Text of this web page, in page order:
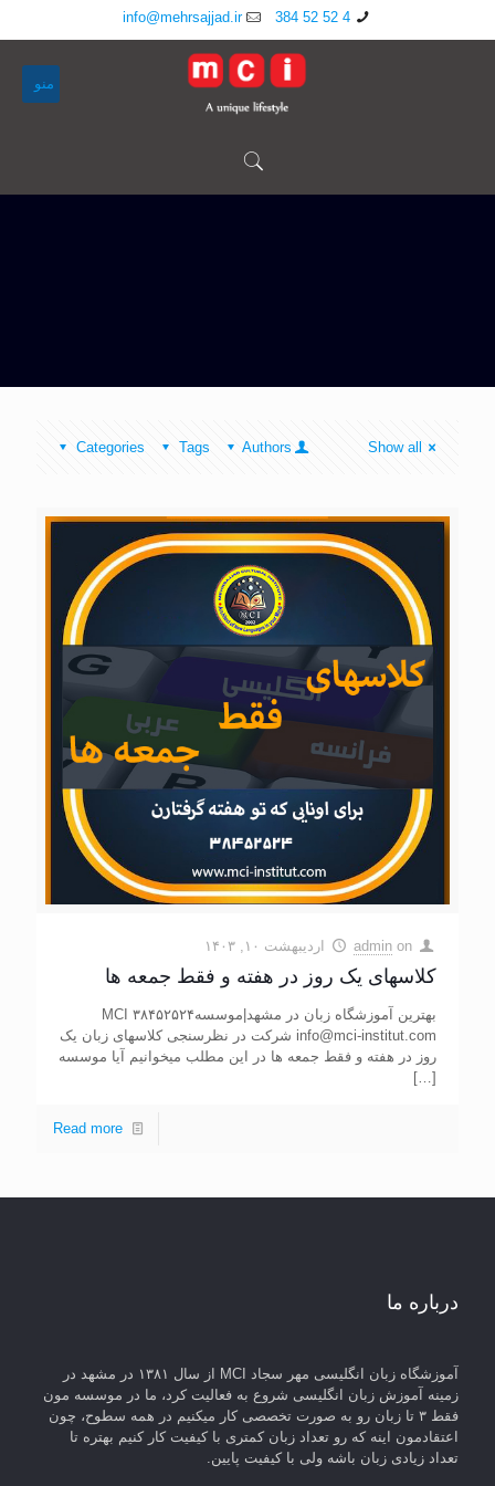
4 52 52 384
info@mehrsajjad.ir
منو
Categories Tags Authors Show all
admin on اردیبهشت ۱۰, ۱۴۰۳
کلاسهای یک روز در هفته و فقط جمعه ها
بهترین آموزشگاه زبان در مشهد|موسسهMCI ۳۸۴۵۲۵۲۴
info@mci-institut.com شرکت در نظرسنجی کلاسهای زبان یک
روز در هفته و فقط جمعه ها در این مطلب میخوانیم آیا موسسه
[…]
Read more
درباره ما
آموزشگاه زبان انگلیسی مهر سجاد MCI از سال ۱۳۸۱ در مشهد در
زمینه آموزش زبان انگلیسی شروع به فعالیت کرد، ما در موسسه مون
فقط ۳ تا زبان رو به صورت تخصصی کار میکنیم در همه سطوح، چون
اعتقادمون اینه که رو تعداد زبان کمتری با کیفیت کار کنیم بهتره تا
تعداد زیادی زبان باشه ولی با کیفیت پایین.